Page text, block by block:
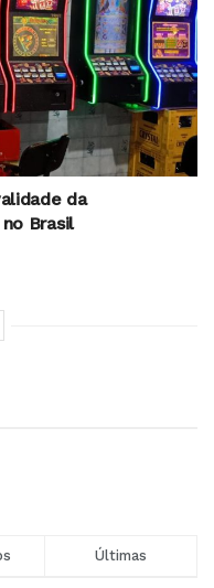
da
Brasil
Últimas